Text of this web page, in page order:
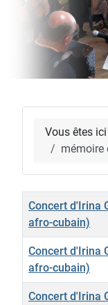
Vous êtes ici
mémoire
Titre Date de
Concert d'Irina
afro-cubain)
Concert d'Irina
afro-cubain)
Concert d'Irina